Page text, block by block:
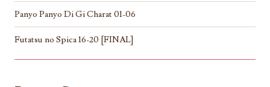
Panyo Panyo Di Gi Charat 01-06
Futatsu no Spica 16-20 [FINAL]